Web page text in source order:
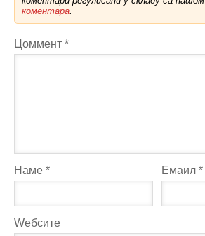
коментара.
Цоммент *
Наме * Емаил*
Wебсите